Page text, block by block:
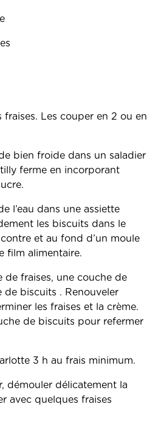
fraises. Les couper en 2 ou en
bien froide dans un saladier
ferme en incorporant
l’eau dans une assiette
les biscuits dans le
et au fond d’un moule
film alimentaire.
de fraises, une couche de
de biscuits . Renouveler
les fraises et la crème.
de biscuits pour refermer
3 h au frais minimum.
démouler délicatement la
avec quelques fraises